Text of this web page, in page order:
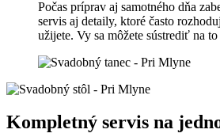
Počas príprav aj samotného dňa
servis aj detaily, ktoré často
užijete. Vy sa môžete sústrediť na
Kompletný servis na